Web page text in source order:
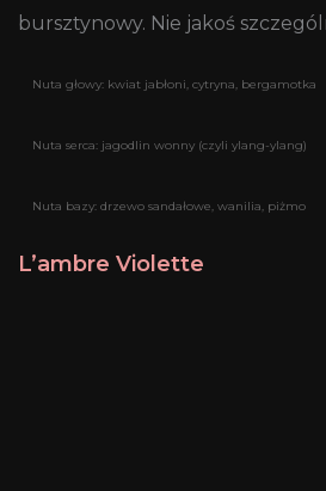
bursztynowy. Nie jakoś
Nuta głowy: kwiat jabłoni, cytryna, bergamotka
Nuta serca: jagodlin wonny (czyli ylang-ylang)
Nuta bazy: drzewo sandałowe, wanilia, piżmo
L’ambre Violette